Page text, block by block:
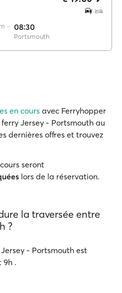
·· 08:30
Portsmouth
en cours avec Ferryhopper
Jersey - Portsmouth au
dernières offres et trouvez
seront
lors de la réservation.
la traversée entre
?
- Portsmouth est
9h .